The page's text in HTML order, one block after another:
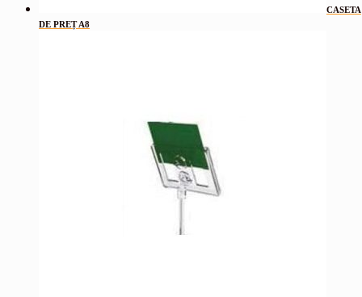
CASETA
DE PREȚ A8